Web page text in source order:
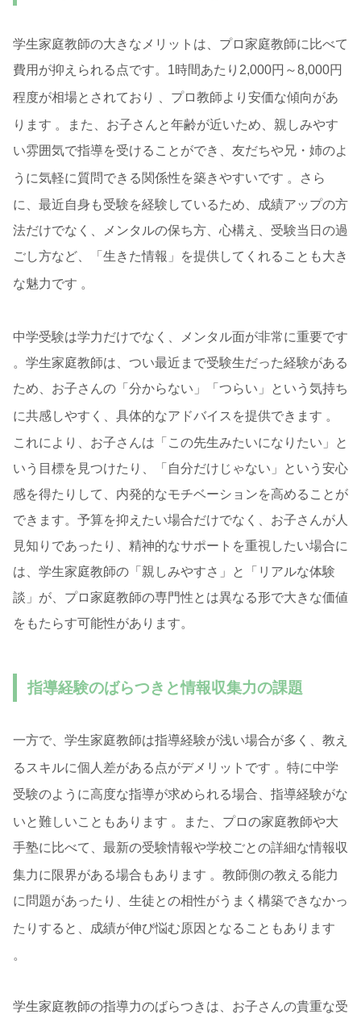
学生家庭教師の大きなメリットは、プロ家庭教師に比べて
費用が抑えられる点です。1時間あたり2,000円～8,000円
程度が相場とされており 、プロ教師より安価な傾向があ
ります 。また、お子さんと年齢が近いため、親しみやす
い雰囲気で指導を受けることができ、友だちや兄・姉のよ
うに気軽に質問できる関係性を築きやすいです 。さら
に、最近自身も受験を経験しているため、成績アップの方
法だけでなく、メンタルの保ち方、心構え、受験当日の過
ごし方など、「生きた情報」を提供してくれることも大き
な魅力です 。
中学受験は学力だけでなく、メンタル面が非常に重要です
。学生家庭教師は、つい最近まで受験生だった経験がある
ため、お子さんの「分からない」「つらい」という気持ち
に共感しやすく、具体的なアドバイスを提供できます 。
これにより、お子さんは「この先生みたいになりたい」と
いう目標を見つけたり、「自分だけじゃない」という安心
感を得たりして、内発的なモチベーションを高めることが
できます。予算を抑えたい場合だけでなく、お子さんが人
見知りであったり、精神的なサポートを重視したい場合に
は、学生家庭教師の「親しみやすさ」と「リアルな体験
談」が、プロ家庭教師の専門性とは異なる形で大きな価値
をもたらす可能性があります。
指導経験のばらつきと情報収集力の課題
一方で、学生家庭教師は指導経験が浅い場合が多く、教え
るスキルに個人差がある点がデメリットです 。特に中学
受験のように高度な指導が求められる場合、指導経験がな
いと難しいこともあります 。また、プロの家庭教師や大
手塾に比べて、最新の受験情報や学校ごとの詳細な情報収
集力に限界がある場合もあります 。教師側の教える能力
に問題があったり、生徒との相性がうまく構築できなかっ
たりすると、成績が伸び悩む原因となることもあります
。
学生家庭教師の指導力のばらつきは、お子さんの貴重な受